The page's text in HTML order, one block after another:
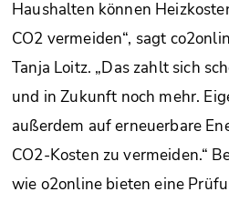
Haushalten können
CO2 vermeiden“, sagt
Tanja Loitz. „Das zahlt sich
und in Zukunft noch mehr.
außerdem auf erneuerbare
CO2-Kosten zu vermeiden.“
wie o2online bieten eine